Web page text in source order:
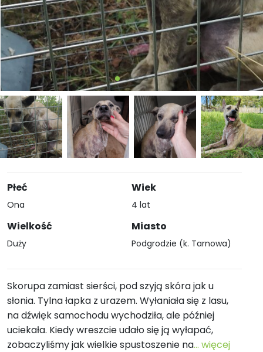
Płeć
Ona
Wielkość
Duży
Wiek
4 lat
Miasto
Podgrodzie (k. Tarnowa)
Skorupa zamiast sierści, pod szyją skóra jak u
słonia. Tylna łapka z urazem. Wyłaniała się z lasu,
na dźwięk samochodu wychodziła, ale później
uciekała. Kiedy wreszcie udało się ją wyłapać,
zobaczyliśmy jak wielkie spustoszenie na... więcej